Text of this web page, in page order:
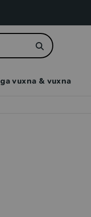
vuxna & vuxna